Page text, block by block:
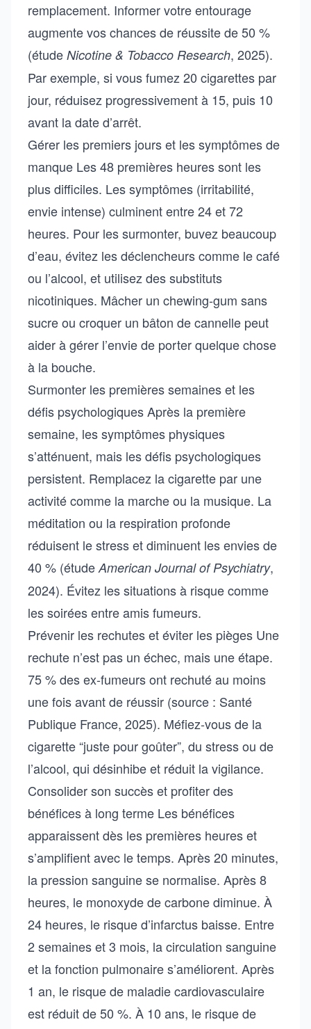
remplacement. Informer votre entourage
augmente vos chances de réussite de 50 %
(étude Nicotine & Tobacco Research, 2025).
Par exemple, si vous fumez 20 cigarettes par
jour, réduisez progressivement à 15, puis 10
avant la date d’arrêt.
Gérer les premiers jours et les symptômes de
manque Les 48 premières heures sont les
plus difficiles. Les symptômes (irritabilité,
envie intense) culminent entre 24 et 72
heures. Pour les surmonter, buvez beaucoup
d’eau, évitez les déclencheurs comme le café
ou l’alcool, et utilisez des substituts
nicotiniques. Mâcher un chewing-gum sans
sucre ou croquer un bâton de cannelle peut
aider à gérer l’envie de porter quelque chose
à la bouche.
Surmonter les premières semaines et les
défis psychologiques Après la première
semaine, les symptômes physiques
s’atténuent, mais les défis psychologiques
persistent. Remplacez la cigarette par une
activité comme la marche ou la musique. La
méditation ou la respiration profonde
réduisent le stress et diminuent les envies de
40 % (étude American Journal of Psychiatry,
2024). Évitez les situations à risque comme
les soirées entre amis fumeurs.
Prévenir les rechutes et éviter les pièges Une
rechute n’est pas un échec, mais une étape.
75 % des ex-fumeurs ont rechuté au moins
une fois avant de réussir (source : Santé
Publique France, 2025). Méfiez-vous de la
cigarette “juste pour goûter”, du stress ou de
l’alcool, qui désinhibe et réduit la vigilance.
Consolider son succès et profiter des
bénéfices à long terme Les bénéfices
apparaissent dès les premières heures et
s’amplifient avec le temps. Après 20 minutes,
la pression sanguine se normalise. Après 8
heures, le monoxyde de carbone diminue. À
24 heures, le risque d’infarctus baisse. Entre
2 semaines et 3 mois, la circulation sanguine
et la fonction pulmonaire s’améliorent. Après
1 an, le risque de maladie cardiovasculaire
est réduit de 50 %. À 10 ans, le risque de